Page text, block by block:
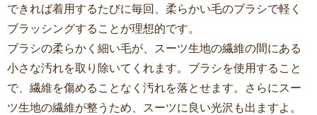
できれば着用するたびに毎回、柔らかい毛のブラシで軽く
ブラッシングすることが理想的です。
ブラシの柔らかく細い毛が、スーツ生地の繊維の間にある
小さな汚れを取り除いてくれます。ブラシを使用すること
で、繊維を傷めることなく汚れを落とせます。さらにスー
ツ生地の繊維が整うため、スーツに良い光沢も出ますよ。